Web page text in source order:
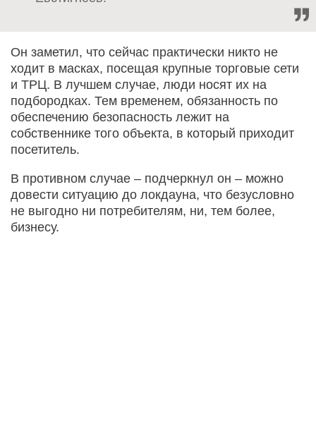
Он заметил, что сейчас практически никто не
ходит в масках, посещая крупные торговые сети
и ТРЦ. В лучшем случае, люди носят их на
подбородках. Тем временем, обязанность по
обеспечению безопасность лежит на
собственнике того объекта, в который приходит
посетитель.
В противном случае – подчеркнул он – можно
довести ситуацию до локдауна, что безусловно
не выгодно ни потребителям, ни, тем более,
бизнесу.